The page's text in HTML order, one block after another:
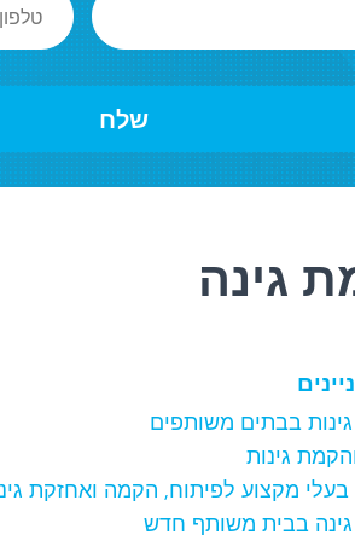
גינה
בבתים משותפים
גינות
מקצוע לפיתוח, הקמה ואחזקת
בבית משותף חדש